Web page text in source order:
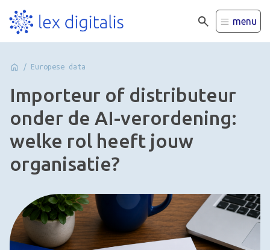
menu
/ Europese data
Importeur of distributeur
onder de AI-verordening:
welke rol heeft jouw
organisatie?